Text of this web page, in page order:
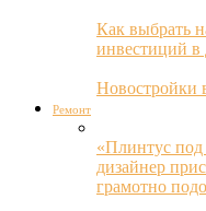
Как выбрать
инвестиций в
Новостройки
Ремонт
«Плинтус под
дизайнер
грамотно